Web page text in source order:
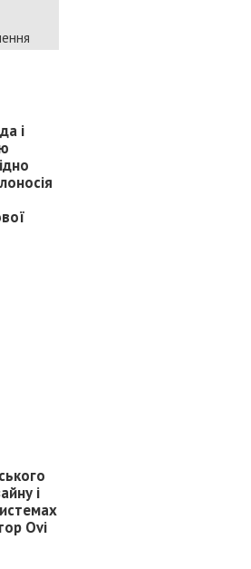
і
і
Ovi